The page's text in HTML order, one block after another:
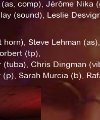
comp), Jérôme Nika
(sound), Leslie
Steve Lehman
(tp),
Chris Dingman
Sarah Murcia (b),